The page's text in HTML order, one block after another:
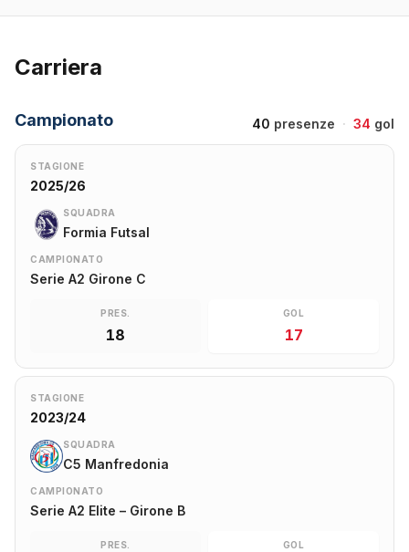
Carriera
Campionato 40 presenze · 34 gol
STAGIONE
2025/26
SQUADRA
Formia Futsal
CAMPIONATO
Serie A2 Girone C
PRES.
18
GOL
17
STAGIONE
2023/24
SQUADRA
C5 Manfredonia
CAMPIONATO
Serie A2 Elite – Girone B
PRES. GOL